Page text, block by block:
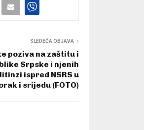
SLEDEĆA OBJAVA
poziva na zaštitu i
Srpske i njenih
ispred NSRS u
i srijedu (FOTO)